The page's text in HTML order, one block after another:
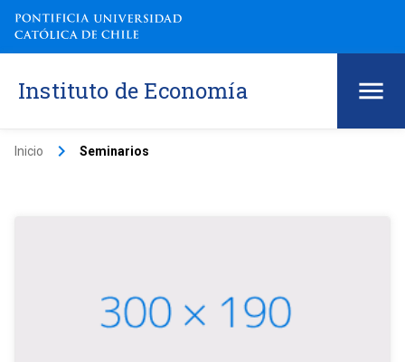
Instituto de Economía
Inicio keyboard_arrow_right Seminarios